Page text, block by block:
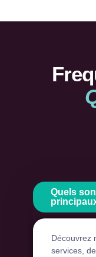
Quels
Découvrez
services,